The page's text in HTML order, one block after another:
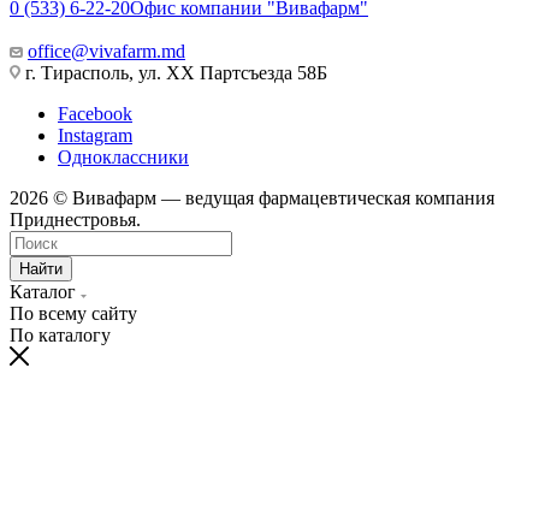
0 (533) 6-22-20Офис компании "Вивафарм"
office@vivafarm.md
г. Тирасполь, ул. ХХ Партсъезда 58Б
Facebook
Instagram
Одноклассники
2026 © Вивафарм — ведущая фармацевтическая компания
Приднестровья.
Найти
Каталог
По всему сайту
По каталогу